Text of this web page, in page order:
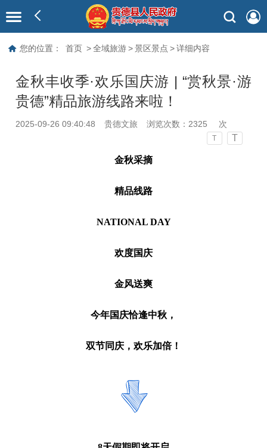
您的位置： 首页 > 全域旅游 > 景区景点 > 详细内容
金秋丰收季·欢乐国庆游 | “赏秋景·游
贵德”精品旅游线路来啦！
2025-09-26 09:40:48 贵德文旅 浏览次数： 2325 次
T T
金秋采摘
精品线路
NATIONAL DAY
欢度国庆
金风送爽
今年国庆恰逢中秋，
双节同庆，欢乐加倍！